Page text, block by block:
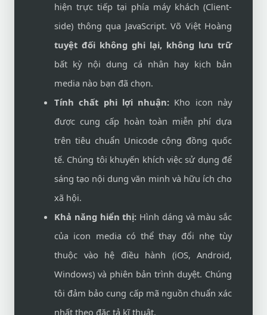
hiện trực tiếp tại phía máy khách (Client-
side) thông qua JavaScript. Võ Việt Hoàng
tuyệt đối không ghi lại, không lưu trữ
bất kỳ nội dung cá nhân hay kịch bản
media nào bạn đã chọn.
Tính chất phi lợi nhuận: Kho icon này
được cung cấp hoàn toàn miễn phí dựa
trên tiêu chuẩn Unicode cộng đồng quốc
tế. Chúng tôi khuyến khích việc sử dụng để
sáng tạo nội dung văn minh và hữu ích cho
xã hội.
Khả năng hiển thị: Hình dáng và màu sắc
của icon media có thể thay đổi nhẹ tùy
thuộc vào hệ điều hành (iOS, Android,
Windows) và phiên bản trình duyệt. Chúng
tôi đảm bảo cung cấp mã nguồn chuẩn xác
nhất theo đặc tả kĩ thuật.